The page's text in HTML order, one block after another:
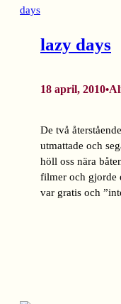
lazy days
18 april, 2010•
De två
utmattade och
höll oss nära
filmer och gjorde
var gratis och